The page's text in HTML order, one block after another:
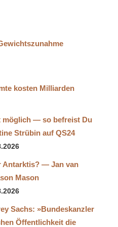
kosten Milliarden
möglich — so befreist Du
Strübin auf QS24
Antarktis? — Jan van
Mason
Sachs: »Bundeskanzler
Öffentlichkeit die